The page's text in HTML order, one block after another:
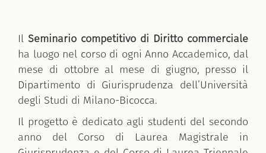
Il Seminario competitivo di Diritto commerciale
ha luogo nel corso di ogni Anno Accademico, dal
mese di ottobre al mese di giugno, presso il
Dipartimento di Giurisprudenza dell’Università
degli Studi di Milano-Bicocca.
Il progetto è dedicato agli studenti del secondo
anno del Corso di Laurea Magistrale in